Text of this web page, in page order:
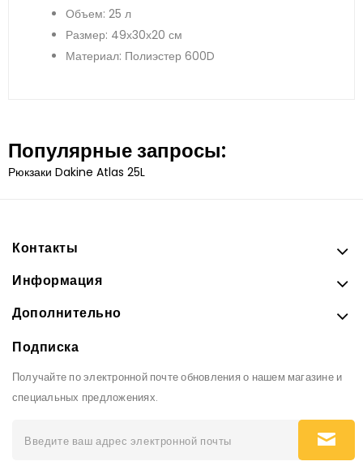
Объем: 25 л
Размер: 49х30х20 см
Материал: Полиэстер 600D
Популярные запросы:
Рюкзаки Dakine Atlas 25L
Контакты
Информация
Дополнительно
Подписка
Получайте по электронной почте обновления о нашем магазине и
специальных предложениях.